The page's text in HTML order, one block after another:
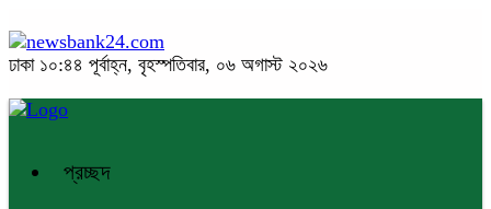
ঢাকা ১০:৪৪ পূর্বাহ্ন, বৃহস্পতিবার, ০৬ অগাস্ট ২০২৬
প্রচ্ছদ